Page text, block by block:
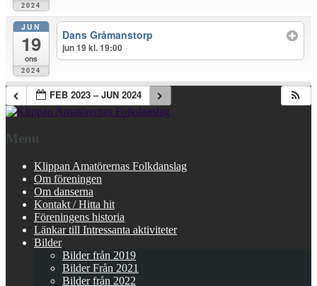
2024
JUN
19
ons
2024
Dans Gråmanstorp
jun 19 kl. 19:00
FEB 2023 – JUN 2024
Menu
Klippan Amatörernas Folkdanslag
Om föreningen
Om danserna
Kontakt / Hitta hit
Föreningens historia
Länkar till Intressanta aktiviteter
Bilder
Bilder från 2019
Bilder Från 2021
Bilder från 2022